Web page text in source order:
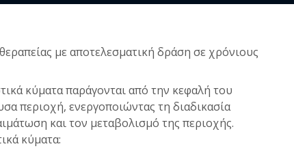
με αποτελεσματική δράση σε χρόνιους
κύματα παράγονται από την κεφαλή του
περιοχή, ενεργοποιώντας τη διαδικασία
και τον μεταβολισμό της περιοχής.
κύματα: